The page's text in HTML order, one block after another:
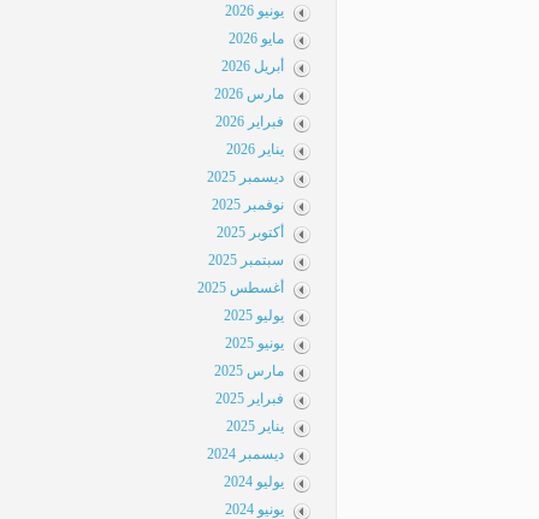
يونيو 2026
مايو 2026
أبريل 2026
مارس 2026
فبراير 2026
يناير 2026
ديسمبر 2025
نوفمبر 2025
أكتوبر 2025
سبتمبر 2025
أغسطس 2025
يوليو 2025
يونيو 2025
مارس 2025
فبراير 2025
يناير 2025
ديسمبر 2024
يوليو 2024
يونيو 2024